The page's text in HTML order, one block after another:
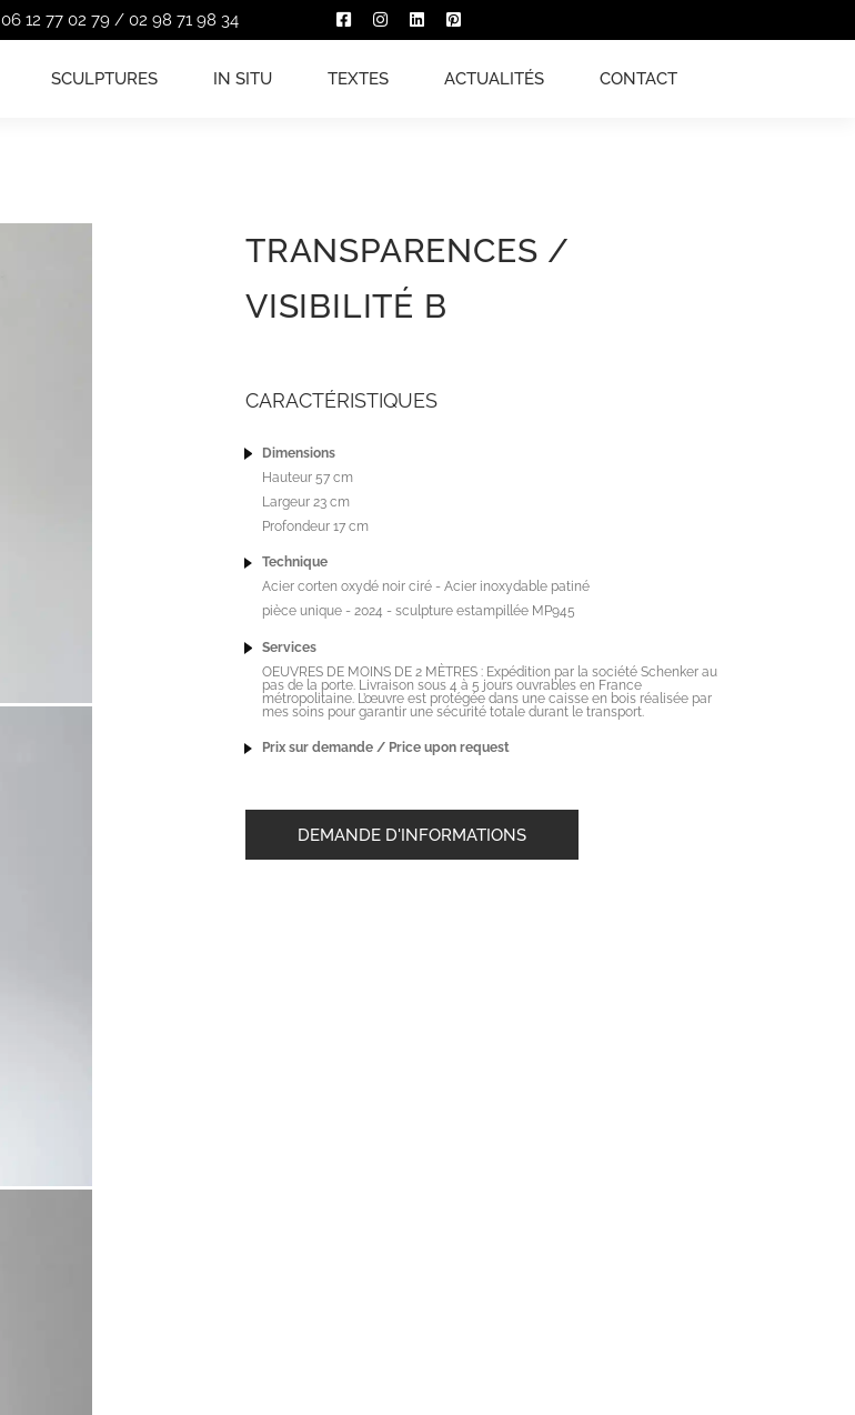
06 12 77 02 79 / 02 98 71 98 34
SCULPTURES IN SITU TEXTES ACTUALITÉS CONTACT
TRANSPARENCES /
VISIBILITÉ B
CARACTÉRISTIQUES
Dimensions
Hauteur 57 cm
Largeur 23 cm
Profondeur 17 cm
Technique
Acier corten oxydé noir ciré - Acier inoxydable patiné
pièce unique - 2024 - sculpture estampillée MP945
Services
OEUVRES DE MOINS DE 2 MÈTRES : Expédition par la société Schenker au
pas de la porte. Livraison sous 4 à 5 jours ouvrables en France
métropolitaine. L’œuvre est protégée dans une caisse en bois réalisée par
mes soins pour garantir une sécurité totale durant le transport.
Prix sur demande / Price upon request
DEMANDE D'INFORMATIONS